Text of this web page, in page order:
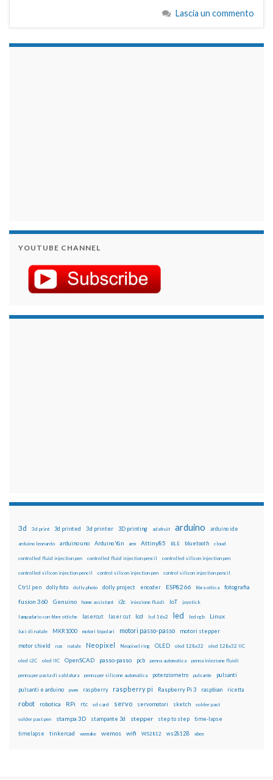
Lascia un commento
YOUTUBE CHANNEL
3d 3d print 3d printed 3d printer 3D printing adafruit arduino arduino ide
arduino leonardo arduino uno Arduino Yún arm Attiny85 BLE bluetooth cloud
controlled fluid injection pen controlled fluid injection pencil controlled silicon injection pen
controlled silicon injection pencil control silicon injection pen control silicon injection pencil
CtrlJ pen dolly foto dolly photo dolly project encoder ESP8266 fibra ottica fotografia
fusion 360 Genuino home assistant i2c iniezione fluidi IoT joystick
lampadario con fibre ottiche lasercut laser cut lcd lcd 16x2 led led rgb Linux
luci di natale MKR1000 motori bipolari motori passo-passo motori stepper
motor shield nas natale Neopixel Neopixel ring OLED oled 128x32 oled 128x32 IIC
oled i2C oled IIC OpenSCAD passo-passo pcb penna automatica penna iniezione fluidi
penna per pasta di saldatura penna per silicone automatica potenziometro pulsante pulsanti
pulsanti e arduino pwm raspberry raspberry pi Raspberry Pi 3 raspbian ricetta
robot robotica RPi rtc sd card servo servomotori sketch solder past
solder past pen stampa 3D stampante 3d stepper step to step time-lapse
timelapse tinkercad wemake wemos wifi WS2812 ws2812B xbee